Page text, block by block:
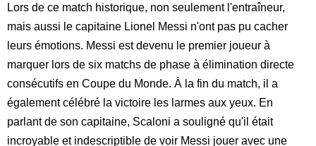
Lors de ce match historique, non seulement l'entraîneur,
mais aussi le capitaine Lionel Messi n'ont pas pu cacher
leurs émotions. Messi est devenu le premier joueur à
marquer lors de six matchs de phase à élimination directe
consécutifs en Coupe du Monde. À la fin du match, il a
également célébré la victoire les larmes aux yeux. En
parlant de son capitaine, Scaloni a souligné qu'il était
incroyable et indescriptible de voir Messi jouer avec une